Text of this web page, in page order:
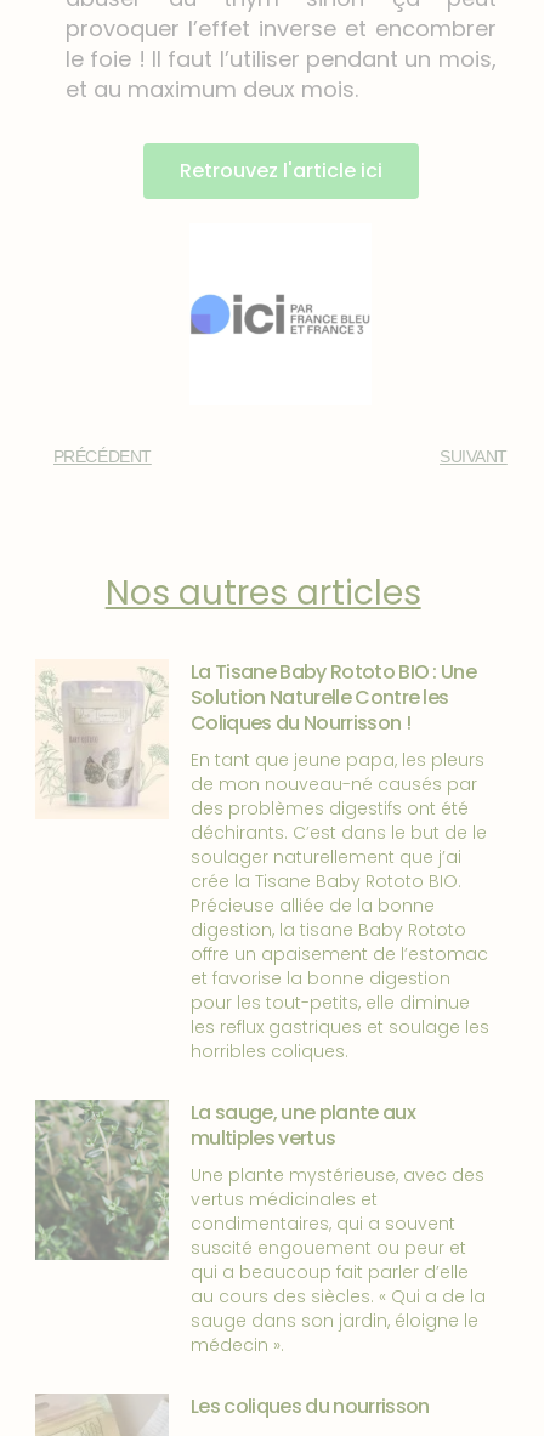
provoquer l’effet inverse et encombrer
le foie ! Il faut l’utiliser pendant un mois,
et au maximum deux mois.
Retrouvez l'article ici
PRÉCÉDENT SUIVANT
Nos autres articles
La Tisane Baby Rototo BIO : Une
Solution Naturelle Contre les
Coliques du Nourrisson !
En tant que jeune papa, les pleurs
de mon nouveau-né causés par
des problèmes digestifs ont été
déchirants. C’est dans le but de le
soulager naturellement que j’ai
crée la Tisane Baby Rototo BIO.
Précieuse alliée de la bonne
digestion, la tisane Baby Rototo
offre un apaisement de l’estomac
et favorise la bonne digestion
pour les tout-petits, elle diminue
les reflux gastriques et soulage les
horribles coliques.
La sauge, une plante aux
multiples vertus
Une plante mystérieuse, avec des
vertus médicinales et
condimentaires, qui a souvent
suscité engouement ou peur et
qui a beaucoup fait parler d’elle
au cours des siècles. « Qui a de la
sauge dans son jardin, éloigne le
médecin ».
Les coliques du nourrisson